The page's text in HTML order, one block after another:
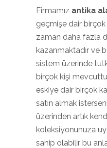
Firmamız antika
geçmişe dair birçok
zaman daha fazla
kazanmaktadır ve
sistem üzerinde
birçok kişi
eskiye dair birçok
satın almak
üzerinden artık
koleksiyonunuza
sahip olabilir bu